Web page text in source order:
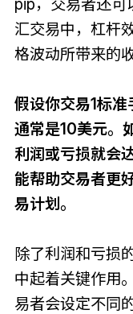
汇交易中，杠杆
格波动所带来的
假设你交易1标
通常是10美元。
利润或亏损就会
能帮助交易者更
易计划。
除了利润和亏损
中起着关键作用
易者会设定不同